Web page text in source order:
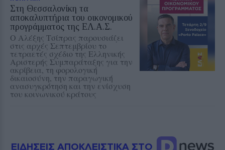
Στη Θεσσαλονίκη τα
αποκαλυπτήρια του οικονομικού
προγράμματος της ΕΛ.Α.Σ.
Ο Αλέξης Τσίπρας παρουσιάζει
στις αρχές Σεπτεμβρίου το
τετραετές σχέδιο της Ελληνικής
Αριστερής Συμπαράταξης για την
ακρίβεια, τη φορολογική
δικαιοσύνη, την παραγωγική
ανασυγκρότηση και την ενίσχυση
του κοινωνικού κράτους
ΕΙΔΗΣΕΙΣ ΑΠΟΚΛΕΙΣΤΙΚΑ ΣΤΟ